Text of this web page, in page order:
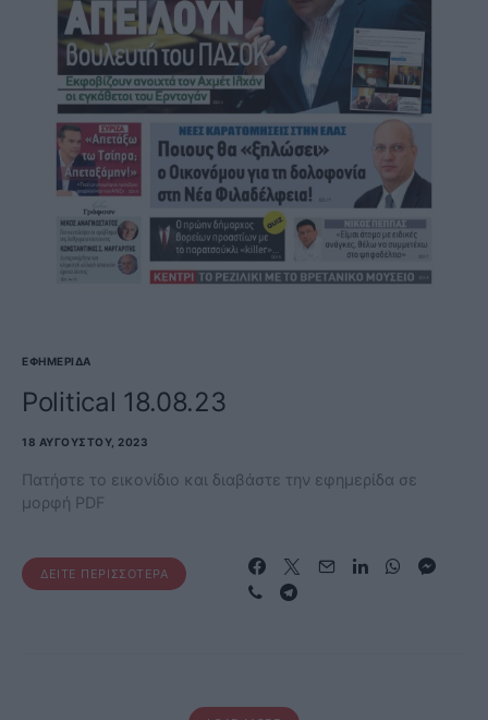
ΕΦΗΜΕΡΊΔΑ
Political 18.08.23
18 ΑΥΓΟΎΣΤΟΥ, 2023
Πατήστε το εικονίδιο και διαβάστε την εφημερίδα σε
μορφή PDF
ΔΕΊΤΕ ΠΕΡΙΣΣΌΤΕΡΑ